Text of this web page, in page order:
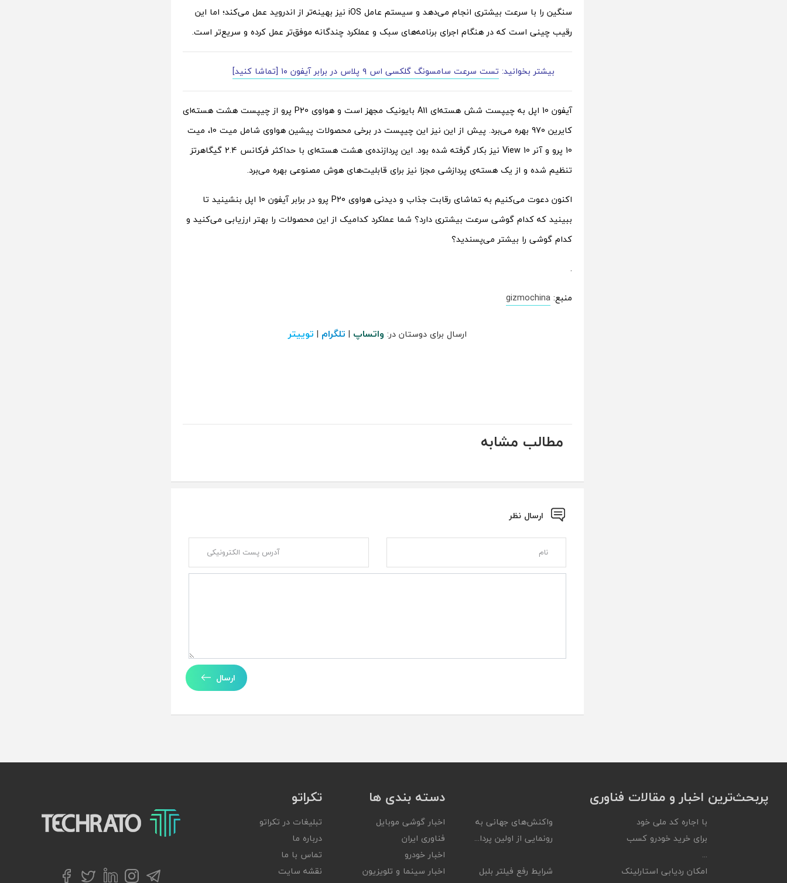
سنگین را با سرعت بیشتری انجام می‌دهد و سیستم عامل iOS نیز بهینه‌تر از اندروید عمل می‌کند؛ اما این
رقیب چینی است که در هنگام اجرای برنامه‌های سبک و عملکرد چندگانه موفق‌تر عمل کرده و سریع‌تر است.
بیشتر بخوانید: تست سرعت سامسونگ گلکسی اس ۹ پلاس در برابر آیفون ۱۰ [تماشا کنید]
آیفون 10 اپل به چیپست شش هسته‌ای A11 بایونیک مجهز است و هواوی P20 پرو از چیپست هشت هسته‌ای
کایرین 970 بهره‌ می‌برد. پیش از این نیز این چیپست در برخی محصولات پیشین هواوی شامل میت 10، میت
10 پرو و آنر View 10 نیز بکار گرفته شده بود. این پردازنده‌ی هشت هسته‌ای با حداکثر فرکانس 2.4 گیگاهرتز
تنظیم شده و از یک هسته‌ی پردازشی مجزا نیز برای قابلیت‌های هوش مصنوعی بهره می‌برد.
اکنون دعوت می‌کنیم به تماشای رقابت جذاب و دیدنی هواوی P20 پرو در برابر آیفون 10 اپل بنشینید تا
ببینید که کدام گوشی سرعت بیشتری دارد؟ شما عملکرد کدامیک از این محصولات را بهتر ارزیابی می‌کنید و
کدام گوشی را بیشتر می‌پسندید؟
.
منبع: gizmochina
ارسال برای دوستان در: واتساپ | تلگرام | توییتر
مطالب مشابه
ارسال نظر
ارسال
پربحث‌ترین اخبار و مقالات فناوری
با اجاره کد ملی خود
برای خرید خودرو کسب
...
واکنش‌های جهانی به
رونمایی از اولین پردا...
امکان ردیابی استارلینک
شرایط رفع فیلتر بلبل
دسته بندی ها
اخبار گوشی موبایل
فناوری ایران
اخبار خودرو
اخبار سینما و تلویزیون
تکراتو
تبلیغات در تکراتو
درباره ما
تماس با ما
نقشه سایت
تکراتو – زندگی با تکنولوژی
تلگراماینستاگرام
لینکداینتوییترفیسبوک